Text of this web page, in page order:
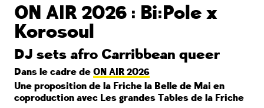
ON AIR 2026 : Bi:Pole x
Korosoul
DJ sets afro Carribbean queer
Dans le cadre de ON AIR 2026
Une proposition de la Friche la Belle de Mai en
coproduction avec Les grandes Tables de la Friche